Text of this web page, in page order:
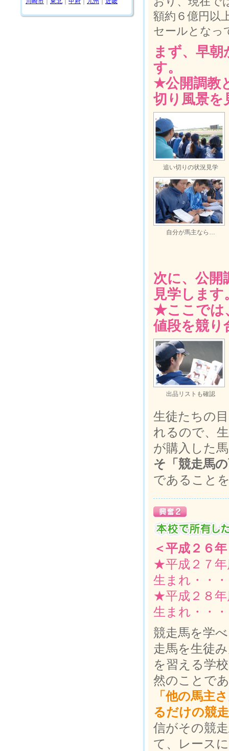
額約６億円以
セールとなっ
まず、早
す。
★公開調教
切り風景を
追い切りの状況見学
自分が馬主なら…
次に、公開
見学します
★ここでは
値段を競り
出品リストも確認
生徒たちの
れるので、
が購入した
そ「競走馬
であること
＜平成２６
★平成２７年
生まれ・・
★平成２８年
生まれ・・
競走馬を学
走馬を生徒
を習える学
然のことで
「他の馬主
るだけの競
信がその競
て、レース